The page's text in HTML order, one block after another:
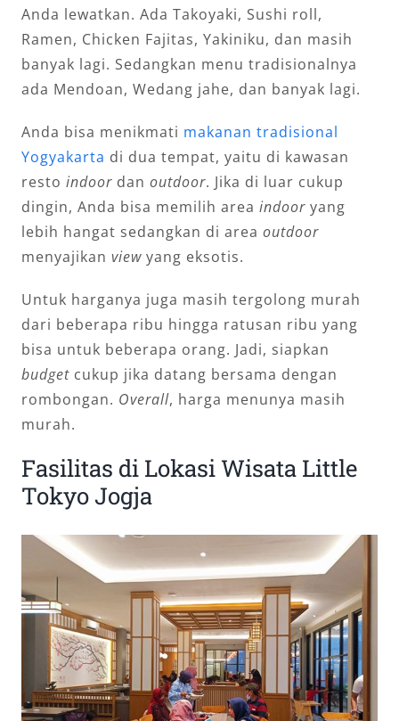
Anda lewatkan. Ada Takoyaki, Sushi roll,
Ramen, Chicken Fajitas, Yakiniku, dan masih
banyak lagi. Sedangkan menu tradisionalnya
ada Mendoan, Wedang jahe, dan banyak lagi.
Anda bisa menikmati makanan tradisional
Yogyakarta di dua tempat, yaitu di kawasan
resto indoor dan outdoor. Jika di luar cukup
dingin, Anda bisa memilih area indoor yang
lebih hangat sedangkan di area outdoor
menyajikan view yang eksotis.
Untuk harganya juga masih tergolong murah
dari beberapa ribu hingga ratusan ribu yang
bisa untuk beberapa orang. Jadi, siapkan
budget cukup jika datang bersama dengan
rombongan. Overall, harga menunya masih
murah.
Fasilitas di Lokasi Wisata Little
Tokyo Jogja